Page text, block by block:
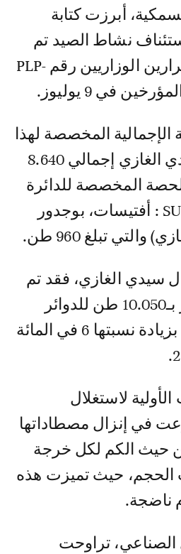
أبرزت كتابة
نشاط الصيد تم
إقرارها بموجب القرارين الوزاريين رقم PLP-
المخصصة لهذا
الموسم جنوب سيدي الغازي إجمالي 8.640
المخصصة للدائرة
البحرية لبوجدور ( SU1 : أفتيسات، بوجدور
تبلغ 960 طن.
سيدي الغازي، فقد تم
تخصيص حصة تقدر بـ10.050 طن للدوائر
البحرية المعنية، أي بزيادة نسبتها 6 في المائة
لاستغلال
في إنزال مصطاداتها
حيث الكم لكل خرجة
الحجم، حيث تميزت هذه
ناضجة.
الصناعي، تراوحت